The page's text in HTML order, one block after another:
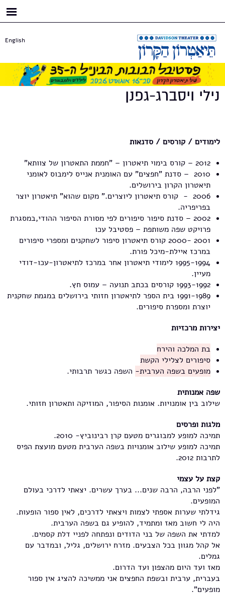
English
נילי ויסברג-גפנן
לימודים / קורסים / סדנאות
2012 – קורס בימוי תיאטרון – "חממת התאטרון של צוותא"
2010 – סדנת "חפצים" עם האומנית אנייס לימבוס לאומני
תיאטרון הקרון בירושלים.
2006 - קורס תיאטרון ליוצרים." מקום שהוא" תיאטרון יוצר
בפריפריה.
2002 – סדנת סיפור סיפורים לפי מסורת הסיפור ההודי,במסגרת
פרויקט שפה משותפת – פסטיבל עכו
2001 -2000 קורס תיאטרון סיפור לשחקנים ומספרי סיפורים
במרכז איילת-מיכל פורת.
1995-1994 לימודי תיאטרון אחר במרכז לתיאטרון-עכו-דודי
מעיין.
1993-1992 קורסים בכתב תנועה – עמוס חץ.
1991-1989 בית הספר לתיאטרון חזותי בירושלים במגמת שחקנית
יוצרת ומספרת סיפורים.
יצירות מרכזיות
בת המלכה והירח
סיפורים לצלילי הקשת
מופעים בשפה הערבית- השפה כגשר תרבותי.
שפה אמנותית
שילוב בין אומנויות. אומנות הסיפור, המוזיקה ותאטרון חזותי.
מלגות ופרסים
תמיכה למופע למבוגרים מטעם קרן רבינוביץ- 2010.
תמיכה למופע שילוב אומנויות בשפה הערבית מטעם מועצת הפיס
לתרבות 2012.
קצת על עצמי
"לפני הרבה, הרבה שנים... בערך עשרים. יצאתי לדרכי בעולם
המופעים.
גידלתי שערות אספתי לצמות ויצאתי לדרכים, לאין ספור הופעות.
היה לי חשוב מאז ומתמיד, להופיע גם בשפה הערבית.
למדתי את השפה של בני הדודים ונפתחה לפניי דלת קסמים.
אל קהל מגוון בכל הצבעים. מזרח ירושלים, גליל, ובמדבר עם
גמלים.
מאז ועד היום מהצפון ועד הדרום.
בעברית, ערבית ובשפת החפצים אני ממשיכה להציג אין ספור
מופעים".